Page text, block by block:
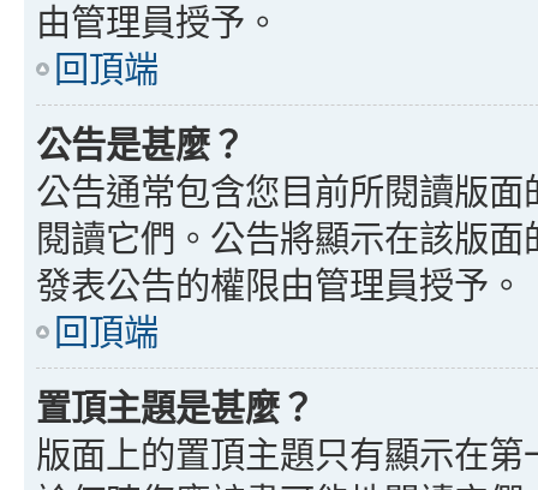
由管理員授予。
回頂端
公告是甚麼？
公告通常包含您目前所閱讀版
閱讀它們。公告將顯示在該版
發表公告的權限由管理員授予。
回頂端
置頂主題是甚麼？
版面上的置頂主題只有顯示在